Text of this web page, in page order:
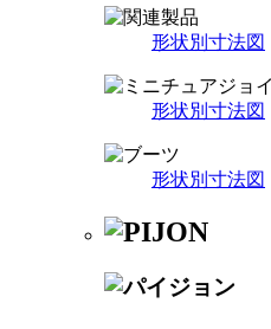
形状別寸法図
形状別寸法図
形状別寸法図